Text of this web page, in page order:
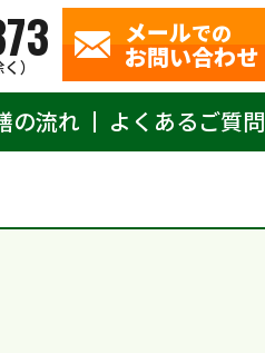
）
メールでの
お問い合わせ
の流れ よくあるご質問